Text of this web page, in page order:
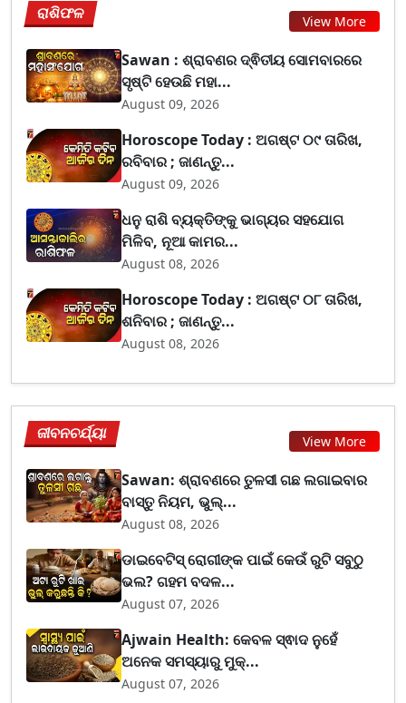
ରାଶିଫଳ View More
Sawan : ଶ୍ରାବଣର ଦ୍ଵିତୀୟ ସୋମବାରରେ
ସୃଷ୍ଟି ହେଉଛି ମହା...
August 09, 2026
Horoscope Today : ଅଗଷ୍ଟ ୦୯ ତାରିଖ,
ରବିବାର ; ଜାଣନ୍ତୁ...
August 09, 2026
ଧନୁ ରାଶି ବ୍ୟକ୍ତିଙ୍କୁ ଭାଗ୍ୟର ସହଯୋଗ
ମିଳିବ, ନୂଆ କାମର...
August 08, 2026
Horoscope Today : ଅଗଷ୍ଟ ୦୮ ତାରିଖ,
ଶନିବାର ; ଜାଣନ୍ତୁ...
August 08, 2026
ଜୀବନଚର୍ଯ୍ୟା View More
Sawan: ଶ୍ରାବଣରେ ତୁଳସୀ ଗଛ ଲଗାଇବାର
ବାସ୍ତୁ ନିୟମ, ଭୁଲ୍...
August 08, 2026
ଡାଇବେଟିସ୍ ରୋଗୀଙ୍କ ପାଇଁ କେଉଁ ରୁଟି ସବୁଠୁ
ଭଲ? ଗହମ ବଦଳ...
August 07, 2026
Ajwain Health: କେବଳ ସ୍ଵାଦ ନୁହେଁ
ଅନେକ ସମସ୍ୟାରୁ ମୁକ୍...
August 07, 2026